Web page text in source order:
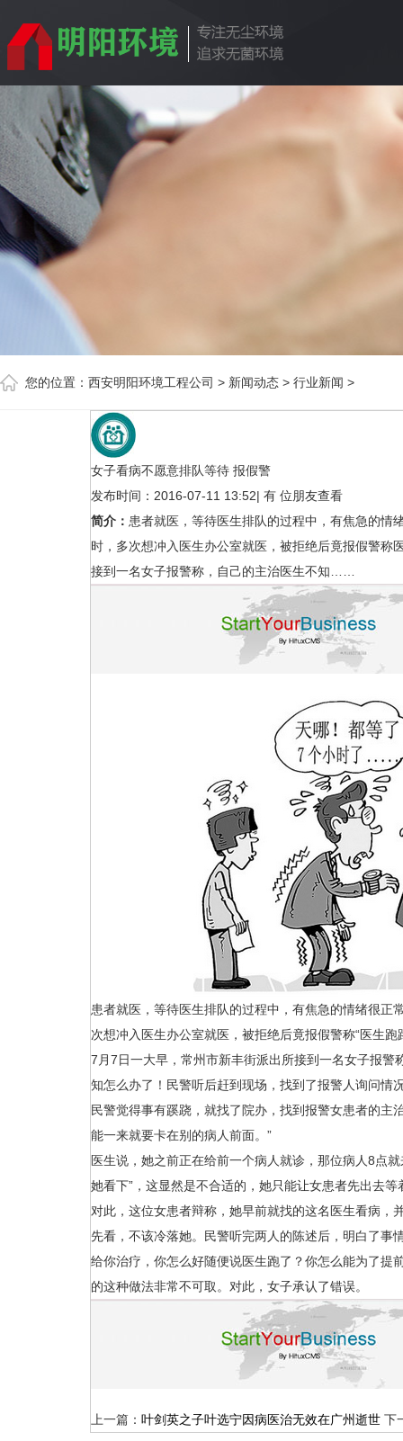
您的位置： 西安明阳环境工程公司 > 新闻动态 > 行业新闻 >
女子看病不愿意排队等待 报假警
发布时间：2016-07-11 13:52| 有 位朋友查看
简介： 患者就医，等待医生排队的过程中，有焦急的情
时，多次想冲入医生办公室就医，被拒绝后竟报假警
接到一名女子报警称，自己的主治医生不知……
患者就医，等待医生排队的过程中，有焦急的情绪很
次想冲入医生办公室就医，被拒绝后竟报假警称“医生跑
7月7日一大早，常州市新丰街派出所接到一名女子报警
知怎么办了！民警听后赶到现场，找到了报警人询问情
民警觉得事有蹊跷，就找了院办，找到报警女患者的主
能一来就要卡在别的病人前面。”
医生说，她之前正在给前一个病人就诊，那位病人8点
她看下”，这显然是不合适的，她只能让女患者先出去
对此，这位女患者辩称，她早前就找的这名医生看病
先看，不该冷落她。民警听完两人的陈述后，明白了事
给你治疗，你怎么好随便说医生跑了？你怎么能为了提
的这种做法非常不可取。对此，女子承认了错误。
上一篇： 叶剑英之子叶选宁因病医治无效在广州逝世 下
津冀１３２家医疗机构２７项检查
14部门联合发文：纠
疗服
行业新闻